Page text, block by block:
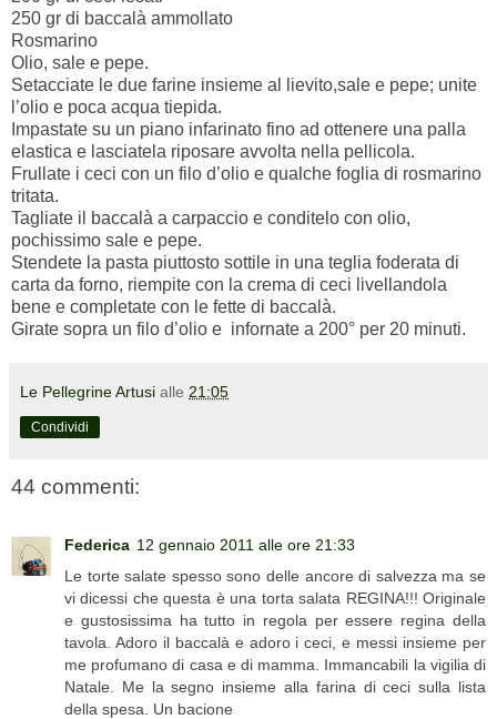
250 gr di baccalà ammollato
Rosmarino
Olio, sale e pepe.
Setacciate le due farine insieme al lievito,sale e pepe; unite
l’olio e poca acqua tiepida.
Impastate su un piano infarinato fino ad ottenere una palla
elastica e lasciatela riposare avvolta nella pellicola.
Frullate i ceci con un filo d’olio e qualche foglia di rosmarino
tritata.
Tagliate il baccalà a carpaccio e conditelo con olio,
pochissimo sale e pepe.
Stendete la pasta piuttosto sottile in una teglia foderata di
carta da forno, riempite con la crema di ceci livellandola
bene e completate con le fette di baccalà.
Girate sopra un filo d’olio e infornate a 200° per 20 minuti.
Le Pellegrine Artusi alle 21:05
Condividi
44 commenti:
Federica 12 gennaio 2011 alle ore 21:33
Le torte salate spesso sono delle ancore di salvezza ma se
vi dicessi che questa è una torta salata REGINA!!! Originale
e gustosissima ha tutto in regola per essere regina della
tavola. Adoro il baccalà e adoro i ceci, e messi insieme per
me profumano di casa e di mamma. Immancabili la vigilia di
Natale. Me la segno insieme alla farina di ceci sulla lista
della spesa. Un bacione